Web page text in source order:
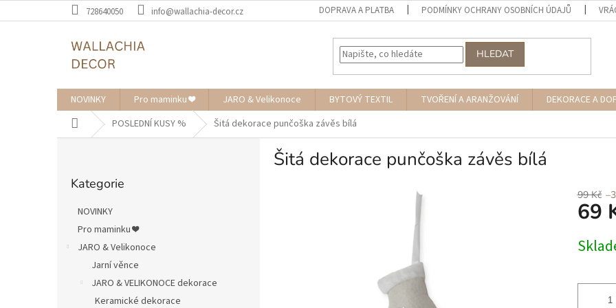
na
728640050 info@wallachia-decor.cz DOPRAVA A PLATBA PODMÍNKY OCHRANY OSOBNÍCH ÚDAJŮ
HLEDAT
NOVINKY Pro maminku ❤️ JARO & Velikonoce BYTOVÝ TEXTIL TVOŘENÍ A ARANŽOVÁNÍ DEKORACE A
Domů POSLEDNÍ KUSY % Šitá dekorace punčoška závěs bílá
kategorie
Kategorie
NOVINKY
Pro maminku ❤️
JARO & Velikonoce
Jarní věnce
JARO & VELIKONOCE dekorace
Keramické dekorace
Šitá dekorace punčoška závěs bílá
99 Kč
69
cena: